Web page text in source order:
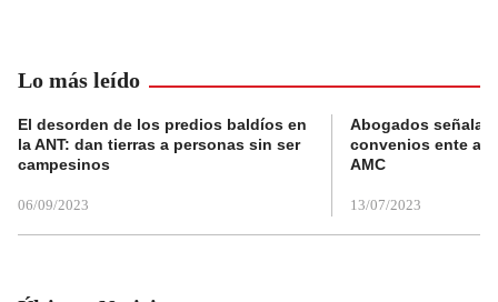
Lo más leído
El desorden de los predios baldíos en
la ANT: dan tierras a personas sin ser
campesinos
06/09/2023
Abogados
convenios ente
AMC
13/07/2023